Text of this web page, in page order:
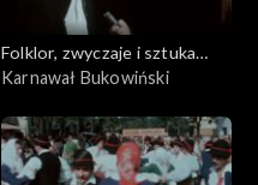
Folklor, zwyczaje i sztuka
ludowa
Karnawał Bukowiński